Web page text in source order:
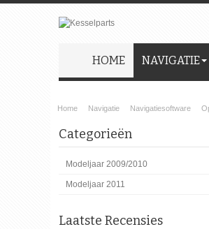
HOME NAVIGATIE
Home Navigatie Navigatiesoftware
Categorieën
Modeljaar 2009/2010
Modeljaar 2011
Laatste Recensies